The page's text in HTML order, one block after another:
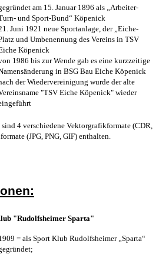
am 15. Januar 1896 als „Arbeiter-
und Sport-Bund“ Köpenick
Juni 1921 neue Sportanlage, der „Eiche-
und Umbenennung des Vereins in TSV
Köpenick
1986 bis zur Wende gab es eine kurzzeitige
in BSG Bau Eiche Köpenick
der Wiedervereinigung wurde der alte
"TSV Eiche Köpenick" wieder
4 verschiedene Vektorgrafikformate (CDR,
(JPG, PNG, GIF) enthalten.
"Rudolfsheimer Sparta"
= als Sport Klub Rudolfsheimer „Sparta“